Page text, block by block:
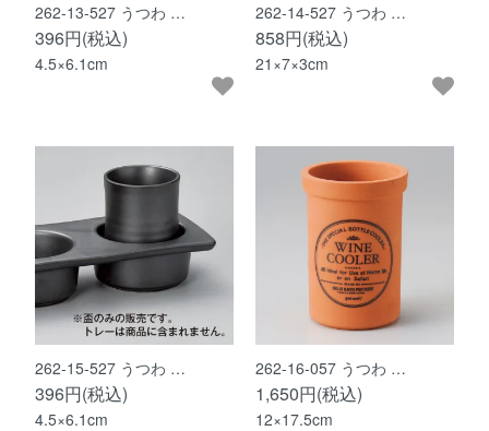
262-13-527 うつわ …
396円(税込)
4.5×6.1cm
262-14-527 うつわ …
858円(税込)
21×7×3cm
262-15-527 うつわ …
396円(税込)
4.5×6.1cm
262-16-057 うつわ …
1,650円(税込)
12×17.5cm